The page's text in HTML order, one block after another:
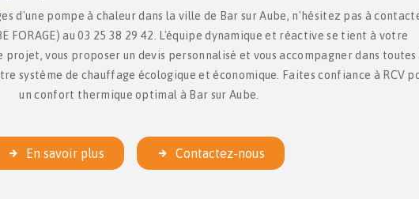
d'une pompe à chaleur dans la ville de Bar sur Aube, n'hésitez pas à
FORAGE) au 03 25 38 29 42. L'équipe dynamique et réactive se tient à votre
vous proposer un devis personnalisé et vous accompagner dans toutes
système de chauffage écologique et économique. Faites confiance à RCV
un confort thermique optimal à Bar sur Aube.
En savoir plus Contactez-nous